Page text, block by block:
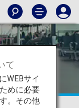
て
WEBサイ
めに必要
。その他